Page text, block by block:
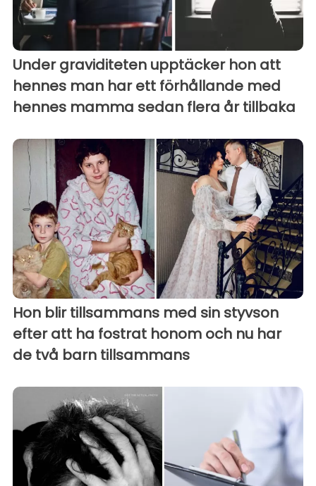
Under graviditeten upptäcker hon att
hennes man har ett förhållande med
hennes mamma sedan flera år tillbaka
Hon blir tillsammans med sin styvson
efter att ha fostrat honom och nu har
de två barn tillsammans